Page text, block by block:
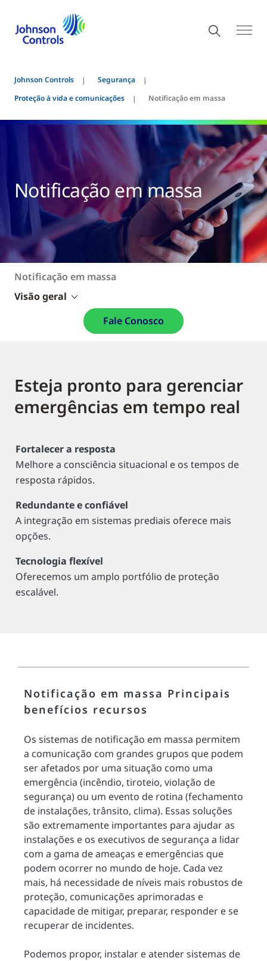
Johnson Controls
Segurança
Proteção à vida e comunicações
Notificação em massa
Notificação em massa
Notificação em massa
Visão geral
Fale Conosco
Esteja pronto para gerenciar
emergências em tempo real
Fortalecer a resposta
Melhore a consciência situacional e os tempos de
resposta rápidos.
Redundante e confiável
A integração em sistemas prediais oferece mais
opções.
Tecnologia flexível
Oferecemos um amplo portfólio de proteção
escalável.
Notificação em massa Principais
benefícios recursos
Os sistemas de notificação em massa permitem
a comunicação com grandes grupos que podem
ser afetados por uma situação como uma
emergência (incêndio, tiroteio, violação de
segurança) ou um evento de rotina (fechamento
de instalações, trânsito, clima). Essas soluções
são extremamente importantes para ajudar as
instalações e os executivos de segurança a lidar
com a gama de ameaças e emergências que
podem ocorrer no mundo de hoje. Cada vez
mais, há necessidade de níveis mais robustos de
proteção, comunicações aprimoradas e
capacidade de mitigar, preparar, responder e se
recuperar de incidentes.
Podemos propor, instalar e atender sistemas de